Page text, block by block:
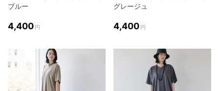
ブルー
4,400 円
グレージュ
4,400 円